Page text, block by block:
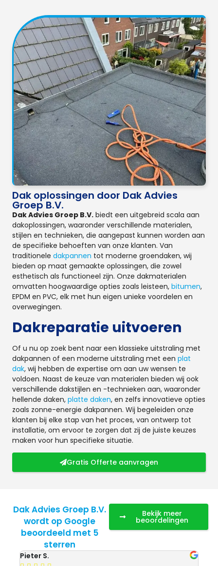
Dak oplossingen door Dak Advies
Groep B.V.
Dak Advies Groep B.V. biedt een uitgebreid scala aan
dakoplossingen, waaronder verschillende materialen,
stijlen en technieken, die aangepast kunnen worden aan
de specifieke behoeften van onze klanten. Van
traditionele dakpannen tot moderne groendaken, wij
bieden op maat gemaakte oplossingen, die zowel
esthetisch als functioneel zijn. Onze dakmaterialen
omvatten hoogwaardige opties zoals leisteen, bitumen,
EPDM en PVC, elk met hun eigen unieke voordelen en
overwegingen.
Dakreparatie uitvoeren
Of u nu op zoek bent naar een klassieke uitstraling met
dakpannen of een moderne uitstraling met een plat
dak, wij hebben de expertise om aan uw wensen te
voldoen. Naast de keuze van materialen bieden wij ook
verschillende dakstijlen en -technieken aan, waaronder
hellende daken, platte daken, en zelfs innovatieve opties
zoals zonne-energie dakpannen. Wij begeleiden onze
klanten bij elke stap van het proces, van ontwerp tot
installatie, om ervoor te zorgen dat zij de juiste keuzes
maken voor hun specifieke situatie.
Gratis Offerte aanvragen
Dak Advies Groep B.V.
wordt op Google
beoordeeld met 5
sterren
Bekijk meer
beoordelingen
Pieter S.